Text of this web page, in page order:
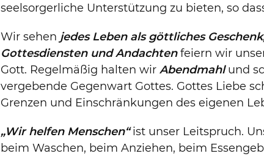
seelsorgerliche Unterstützung zu bieten, so
Wir sehen jedes Leben als göttliches
Gottesdiensten und Andachtenfeiern wir
Gott. Regelmäßig halten wirAbendmahlund
vergebende Gegenwart Gottes. Gottes Liebe
Grenzen und Einschränkungen des eigenen
„Wir helfen Menschen“ist unser Leitspruch.
beim Waschen, beim Anziehen, beim